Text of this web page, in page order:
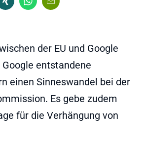
der EU und Google
entstandene
einen Sinneswandel bei der
Es gebe zudem
für die Verhängung von